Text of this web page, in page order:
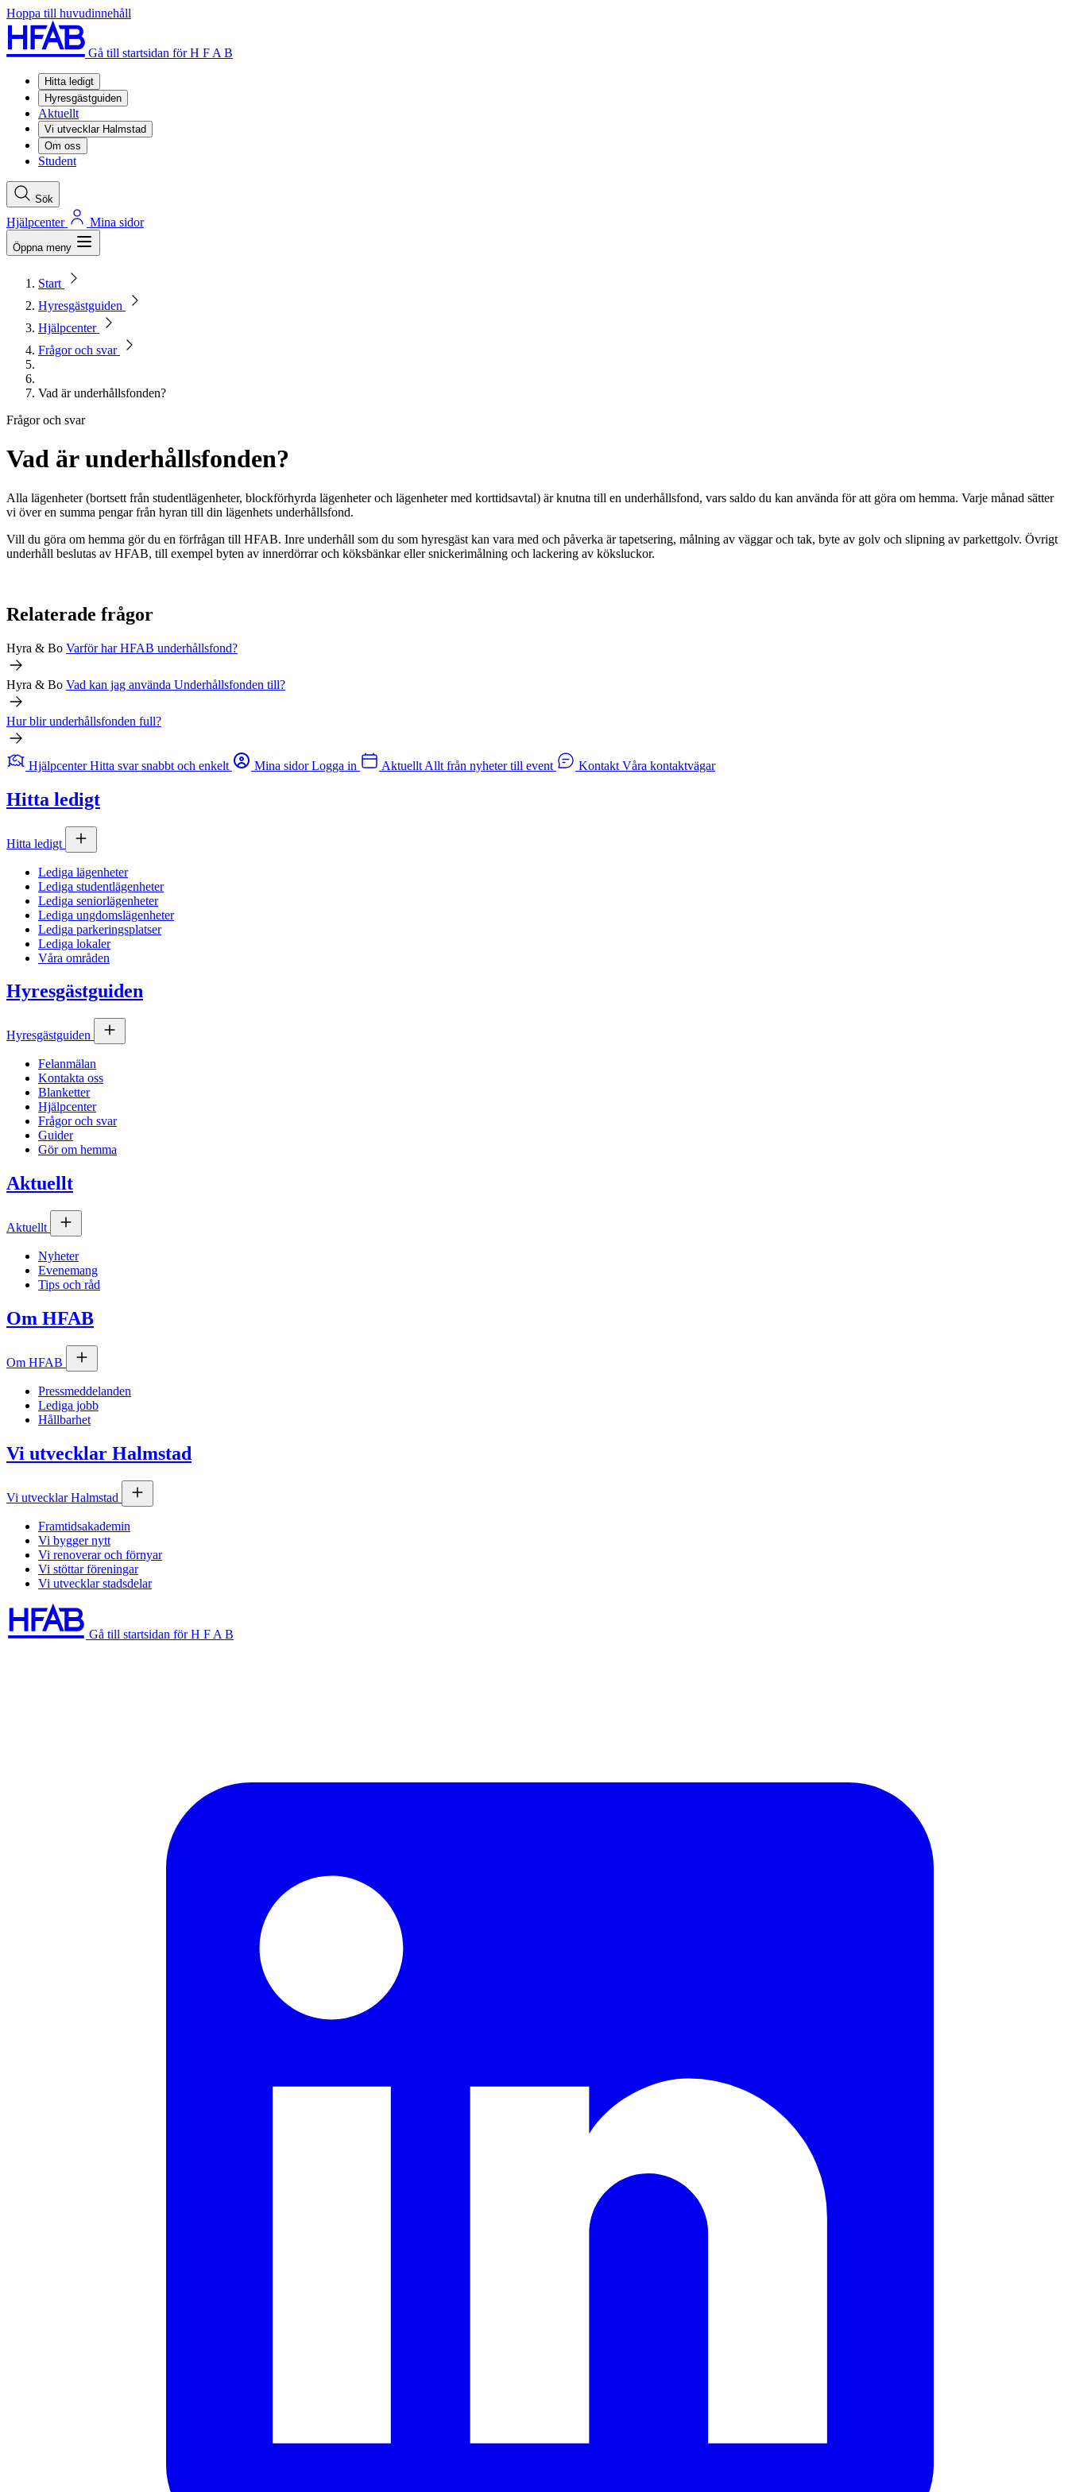
Hoppa till huvudinnehåll
Gå till startsidan för H F A B
Hitta ledigt
Hyresgästguiden
Aktuellt
Vi utvecklar Halmstad
Om oss
Student
Sök
Hjälpcenter Mina sidor
Öppna meny
Start
Hyresgästguiden
Hjälpcenter
Frågor och svar
Vad är underhållsfonden?
Frågor och svar
Vad är underhållsfonden?
Alla lägenheter (bortsett från studentlägenheter, blockförhyrda lägenheter och lägenheter med korttidsavtal) är knutna till en underhållsfond, vars saldo du kan använda för att göra om hemma. Varje månad sätter
vi över en summa pengar från hyran till din lägenhets underhållsfond.
Vill du göra om hemma gör du en förfrågan till HFAB. Inre underhåll som du som hyresgäst kan vara med och påverka är tapetsering, målning av väggar och tak, byte av golv och slipning av parkettgolv. Övrigt
underhåll beslutas av HFAB, till exempel byten av innerdörrar och köksbänkar eller snickerimålning och lackering av köksluckor.
Relaterade frågor
Hyra & Bo Varför harHFAB underhållsfond?
Hyra & Bo Vad kan jag använda Underhållsfonden till?
Hur blir underhållsfonden full?
Hjälpcenter Hitta svar snabbt och enkelt Mina sidor Logga in Aktuellt Allt från nyheter till event Kontakt Våra kontaktvägar
Hitta ledigt
Hitta ledigt
Lediga lägenheter
Lediga studentlägenheter
Lediga seniorlägenheter
Lediga ungdomslägenheter
Lediga parkeringsplatser
Lediga lokaler
Våra områden
Hyresgästguiden
Hyresgästguiden
Felanmälan
Kontakta oss
Blanketter
Hjälpcenter
Frågor och svar
Guider
Gör om hemma
Aktuellt
Aktuellt
Nyheter
Evenemang
Tips och råd
Om HFAB
Om HFAB
Pressmeddelanden
Lediga jobb
Hållbarhet
Vi utvecklar Halmstad
Vi utvecklar Halmstad
Framtidsakademin
Vi bygger nytt
Vi renoverar och förnyar
Vi stöttar föreningar
Vi utvecklar stadsdelar
Gå till startsidan för H F A B